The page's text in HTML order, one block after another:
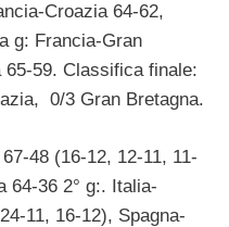
Croazia 64-62,
g: Francia-Gran
65-59. Classifica finale:
0/3 Gran Bretagna.
48 (16-12, 12-11, 11-
64-36 2° g:. Italia-
11, 16-12), Spagna-